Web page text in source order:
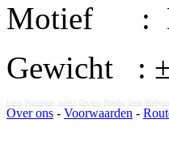
Motief :
Gewicht :
byzantijnse Moeder Gods
Over ons - Voorwaarden -